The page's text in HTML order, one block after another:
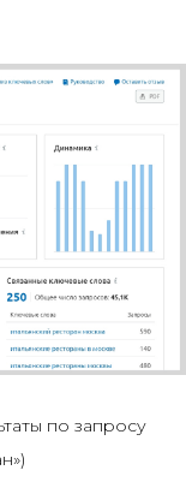
по запросу